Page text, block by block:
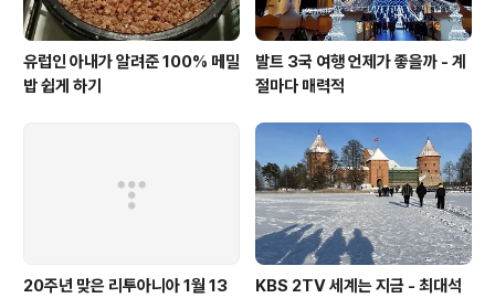
유럽인 아내가 알려준 100% 메밀
밥 쉽게 하기
발트 3국 여행 언제가 좋을까 - 계
절마다 매력적
20주년 맞은 리투아니아 1월 13
KBS 2TV 세계는 지금 - 최대석